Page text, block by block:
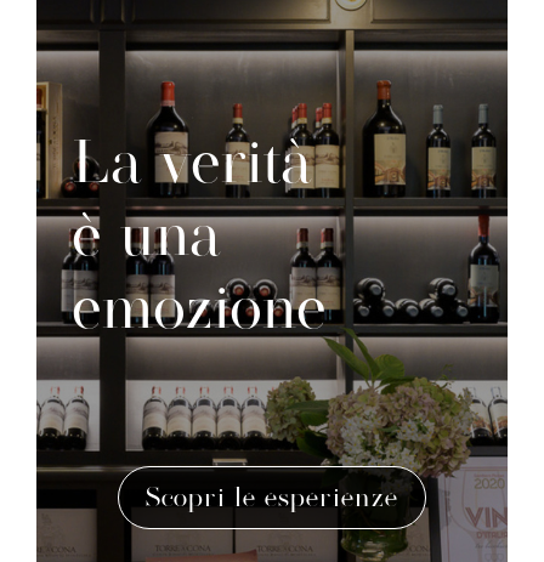
La verità
è una
emozione
Scopri le esperienze